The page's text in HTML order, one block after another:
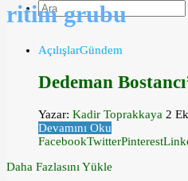
ritim grubu
AçılışlarGündem
Dedeman
Yazar: Kadir Toprakkaya 2
Devamını Oku
FacebookTwitterPinterest
Daha Fazlasını Yükle